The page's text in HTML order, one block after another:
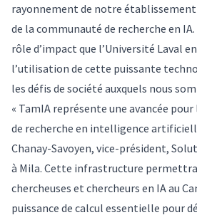
rayonnement de notre
de la communauté de recherche en
rôle d’impact que l’Université Laval
l’utilisation de cette puissante
les défis de société auxquels nous
« TamIA représente une avancée
de recherche en intelligence
Chanay-Savoyen, vice-président,
à Mila. Cette infrastructure
chercheuses et chercheurs en IA au
puissance de calcul essentielle pour